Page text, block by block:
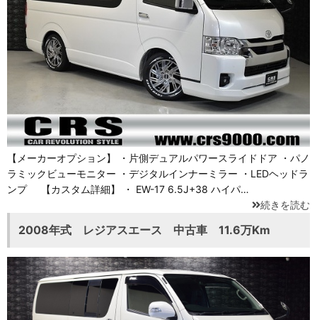
【メーカーオプション】 ・片側デュアルパワースライドドア ・パノ
ラミックビューモニター ・デジタルインナーミラー ・LEDヘッドラ
ンプ 【カスタム詳細】 ・ EW-17 6.5J+38 ハイパ…
続きを読む
2008年式 レジアスエース 中古車 11.6万Km